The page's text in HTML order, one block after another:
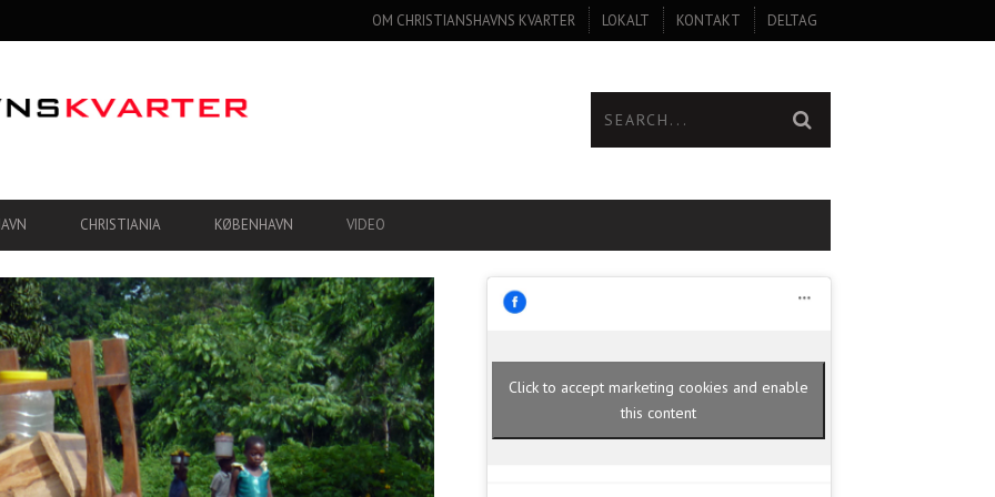
OM CHRISTIANSHAVNS KVARTER LOKALT KONTAKT DELTAG
CHRISTIANIA KØBENHAVN VIDEO
Click to accept marketing cookies and enable
this content